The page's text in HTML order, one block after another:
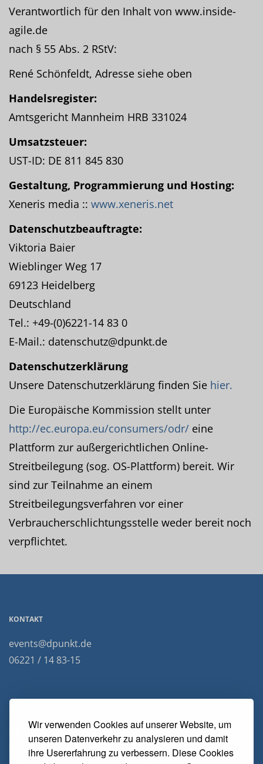
Wir verwenden Cookies auf unserer Website, um
unseren Datenverkehr zu analysieren und damit
ihre Usererfahrung zu verbessern. Diese Cookies
Verantwortlich für den Inhalt von www.inside-
agile.de
nach § 55 Abs. 2 RStV:
René Schönfeldt, Adresse siehe oben
Handelsregister:
Amtsgericht Mannheim HRB 331024
Umsatzsteuer:
UST-ID: DE 811 845 830
Gestaltung, Programmierung und Hosting:
Xeneris media :: www.xeneris.net
Datenschutzbeauftragte:
Viktoria Baier
Wieblinger Weg 17
69123 Heidelberg
Deutschland
Tel.: +49-(0)6221-14 83 0
E-Mail.: datenschutz@dpunkt.de
Datenschutzerklärung
Unsere Datenschutzerklärung finden Sie hier.
Die Europäische Kommission stellt unter
http://ec.europa.eu/consumers/odr/ eine
Plattform zur außergerichtlichen Online-
Streitbeilegung (sog. OS-Plattform) bereit. Wir
sind zur Teilnahme an einem
Streitbeilegungsverfahren vor einer
Verbraucherschlichtungsstelle weder bereit noch
verpflichtet.
KONTAKT
events@dpunkt.de
06221 / 14 83-15
» Impressum & Bildnachweise
» AGB Veranstaltungen